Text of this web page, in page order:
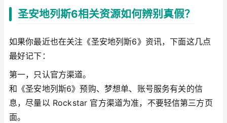
圣安地列斯6相关资源如何辨别真假？
如果你最近也在关注《圣安地列斯6》资讯，下面这几点
最好记下：
第一，只认官方渠道。
和《圣安地列斯6》预购、梦想单、账号服务有关的信
息，尽量以 Rockstar 官方渠道为准，不要轻信第三方页
面。